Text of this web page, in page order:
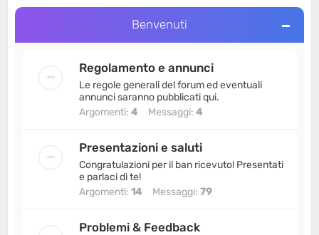
anni di Bannati.orginVita da Bannati
ha pubblicato una risposta:Re:
Congratulazioni MissIka - nuova mod di
#AdultiinVita da Bannati
MrBannati •19 maggio 2026, 16:23
Congratulazioni MissIka - nuova mod di
#Adulti in Vita da Bannati
Pelatone •7 maggio 2026, 23:52
ha pubblicato una risposta:Re: Zio Merlo
Bannati
Benvenuti
Regolamento e annunci
Le regole generali del forum ed eventuali
annunci saranno pubblicati qui.
Argomenti:4 Messaggi:4
Presentazioni e saluti
Congratulazioni per il ban ricevuto! Presentati
e parlaci di te!
Argomenti:14 Messaggi:79
Problemi & Feedback